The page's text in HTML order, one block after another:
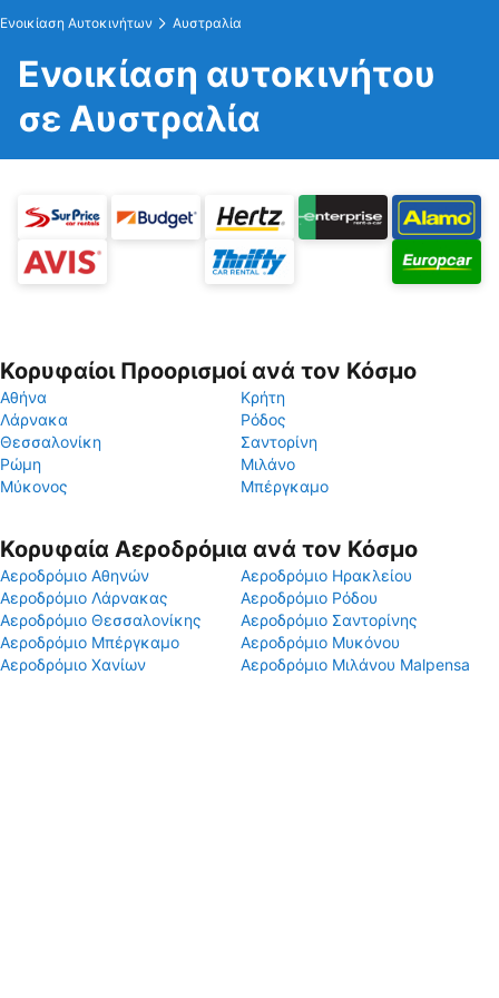
Ενοικίαση Αυτοκινήτων Αυστραλία
Ενοικίαση αυτοκινήτου
σε Αυστραλία
Κορυφαίοι Προορισμοί ανά τον Κόσμο
Αθήνα
Κρήτη
Λάρνακα
Ρόδος
Θεσσαλονίκη
Σαντορίνη
Ρώμη
Μιλάνο
Μύκονος
Μπέργκαμο
Κορυφαία Αεροδρόμια ανά τον Κόσμο
Αεροδρόμιο Αθηνών
Αεροδρόμιο Ηρακλείου
Αεροδρόμιο Λάρνακας
Αεροδρόμιο Ρόδου
Αεροδρόμιο Θεσσαλονίκης
Αεροδρόμιο Σαντορίνης
Αεροδρόμιο Μπέργκαμο
Αεροδρόμιο Μυκόνου
Αεροδρόμιο Χανίων
Αεροδρόμιο Μιλάνου Malpensa